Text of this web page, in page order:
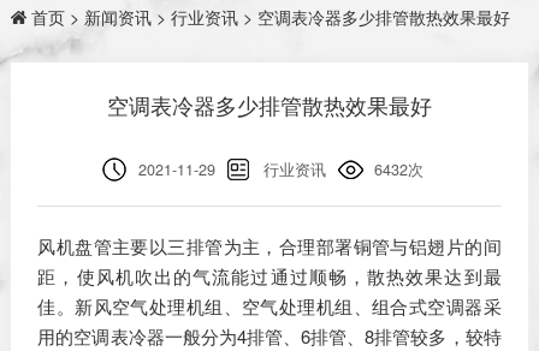
首页> 新闻资讯> 行业资讯> 空调表冷器多少排管散热效果最好
空调表冷器多少排管散热效果最好
2021-11-29 行业资讯 6432次
风机盘管主要以三排管为主，合理部署铜管与铝翅片的间
距，使风机吹出的气流能过通过顺畅，散热效果达到最
佳。新风空气处理机组、空气处理机组、组合式空调器采
用的空调表冷器一般分为4排管、6排管、8排管较多，较特